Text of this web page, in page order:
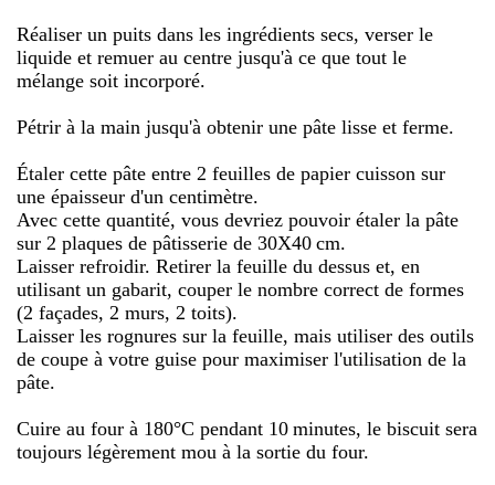
Réaliser un puits dans les ingrédients secs, verser le
liquide et remuer au centre jusqu'à ce que tout le
mélange soit incorporé.
Pétrir à la main jusqu'à obtenir une pâte lisse et ferme.
Étaler cette pâte entre 2 feuilles de papier cuisson sur
une épaisseur d'un centimètre.
Avec cette quantité, vous devriez pouvoir étaler la pâte
sur 2 plaques de pâtisserie de 30X40 cm.
Laisser refroidir. Retirer la feuille du dessus et, en
utilisant un gabarit, couper le nombre correct de formes
(2 façades, 2 murs, 2 toits).
Laisser les rognures sur la feuille, mais utiliser des outils
de coupe à votre guise pour maximiser l'utilisation de la
pâte.
Cuire au four à 180°C pendant 10 minutes, le biscuit sera
toujours légèrement mou à la sortie du four.